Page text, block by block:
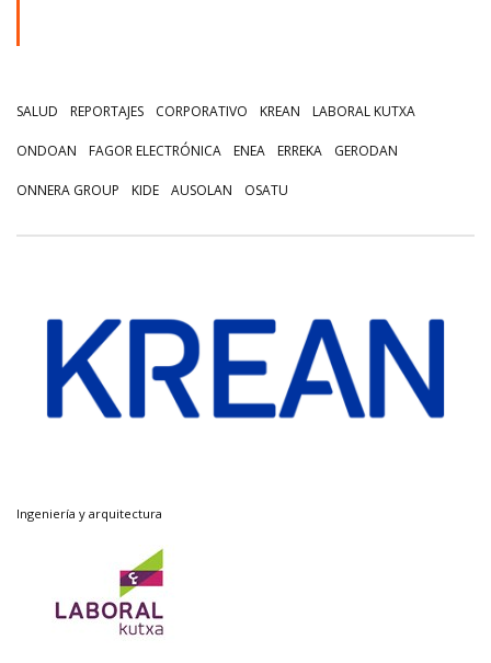
SALUD REPORTAJES CORPORATIVO KREAN LABORAL KUTXA
ONDOAN FAGOR ELECTRÓNICA ENEA ERREKA GERODAN
ONNERA GROUP KIDE AUSOLAN OSATU
Ingeniería y arquitectura